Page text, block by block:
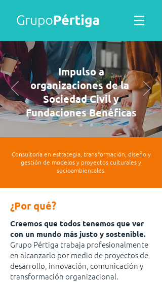
Impulso a
organizaciones de la
Sociedad Civil y
Fundaciones Benéficas
Consultoría en estrategia, transformación, diseño y
gestión de modelos y proyectos culturales y
socioambientales.
¿Por qué?
Creemos que todos tenemos que ver
con un mundo más justo y sostenible.
Grupo Pértiga trabaja profesionalmente
en alcanzarlo por medio de proyectos de
desarrollo, innovación, comunicación y
transformación organizacional.